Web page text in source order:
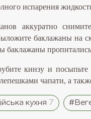
испарения
аккуратно
баклажаны на
баклажаны
кинзу и
чапати, а
кухня 7